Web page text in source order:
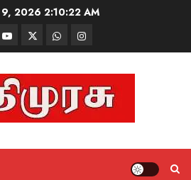
2026 2:10:23 AM
Mathemurasu
TV
TwitterWhatsAppInstagram